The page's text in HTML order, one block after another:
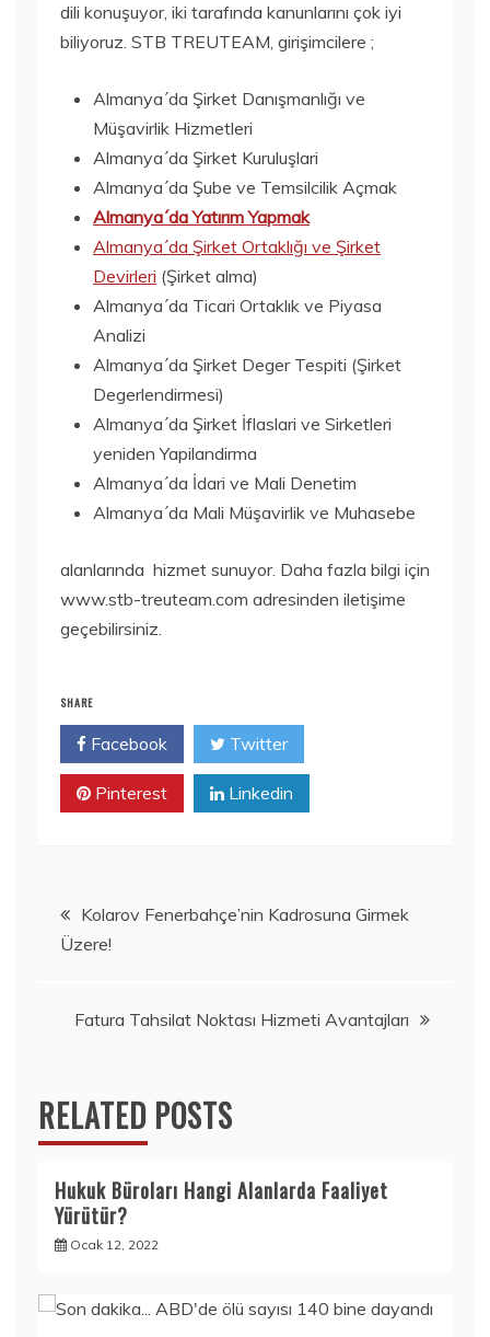
dili konuşuyor, iki tarafında kanunlarını çok iyi
biliyoruz. STB TREUTEAM, girişimcilere ;
Almanya´da Şirket Danışmanlığı ve
Müşavirlik Hizmetleri
Almanya´da Şirket Kuruluşlari
Almanya´da Şube ve Temsilcilik Açmak
Almanya´da Yatırım Yapmak
Almanya´da Şirket Ortaklığı ve Şirket
Devirleri (Şirket alma)
Almanya´da Ticari Ortaklık ve Piyasa
Analizi
Almanya´da Şirket Deger Tespiti (Şirket
Degerlendirmesi)
Almanya´da Şirket İflaslari ve Sirketleri
yeniden Yapilandirma
Almanya´da İdari ve Mali Denetim
Almanya´da Mali Müşavirlik ve Muhasebe
alanlarında hizmet sunuyor. Daha fazla bilgi için
www.stb-treuteam.com adresinden iletişime
geçebilirsiniz.
SHARE
Facebook Twitter
Pinterest Linkedin
Yazı
gezinmesi
Kolarov Fenerbahçe’nin Kadrosuna Girmek
Üzere!
Fatura Tahsilat Noktası Hizmeti Avantajları
RELATED POSTS
Hukuk Büroları Hangi Alanlarda Faaliyet
Yürütür?
Ocak 12, 2022